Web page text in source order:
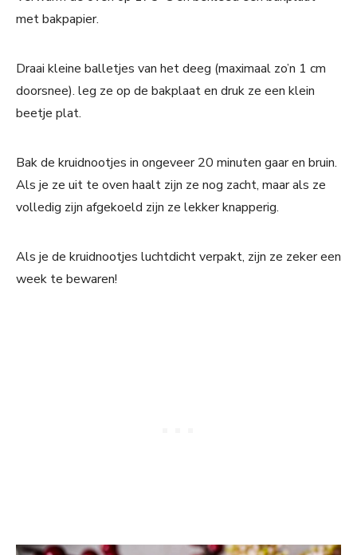
met bakpapier.
Draai kleine balletjes van het deeg (maximaal zo’n 1 cm
doorsnee). leg ze op de bakplaat en druk ze een klein
beetje plat.
Bak de kruidnootjes in ongeveer 20 minuten gaar en bruin.
Als je ze uit te oven haalt zijn ze nog zacht, maar als ze
volledig zijn afgekoeld zijn ze lekker knapperig.
Als je de kruidnootjes luchtdicht verpakt, zijn ze zeker een
week te bewaren!